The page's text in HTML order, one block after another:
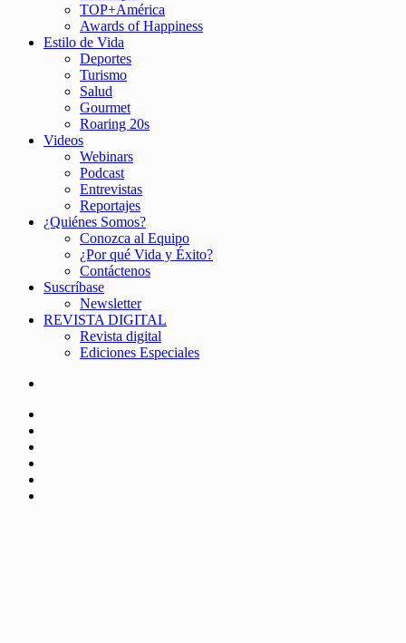
TOP+América
Awards of Happiness
Estilo de Vida
Deportes
Turismo
Salud
Gourmet
Roaring 20s
Videos
Webinars
Podcast
Entrevistas
Reportajes
¿Quiénes Somos?
Conozca al Equipo
¿Por qué Vida y Éxito?
Contáctenos
Suscríbase
Newsletter
REVISTA DIGITAL
Revista digital
Ediciones Especiales